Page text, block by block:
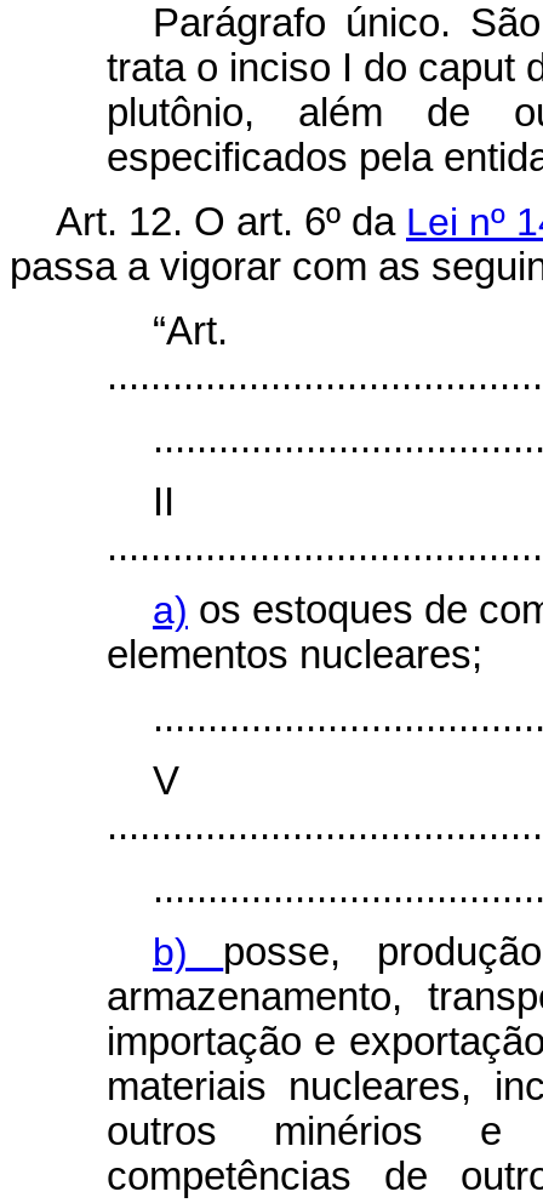
Parágrafo único.
trata o inciso I do caput
plutônio, além de
especificados pela
Art. 12. O art. 6º da Lei nº
passa a vigorar com as
a) os estoques de
elementos nucleares;
b) posse,
armazenamento,
importação e
materiais nucleares,
outros minérios e
competências de